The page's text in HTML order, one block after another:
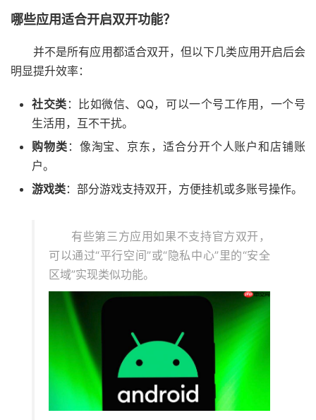
哪些应用适合开启双开功能？
并不是所有应用都适合双开，但以下几类应用开启后会
明显提升效率：
社交类 ：比如微信、QQ，可以一个号工作用，一个号
生活用，互不干扰。
购物类 ：像淘宝、京东，适合分开个人账户和店铺账
户。
游戏类：部分游戏支持双开，方便挂机或多账号操作。
有些第三方应用如果不支持官方双开，
可以通过“平行空间”或“隐私中心”里的“安全
区域”实现类似功能。